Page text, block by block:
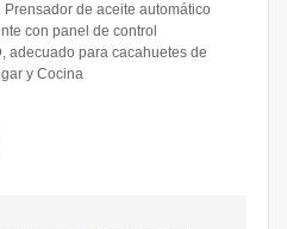
de aceite automático
con panel de control
adecuado para cacahuetes de
y Cocina